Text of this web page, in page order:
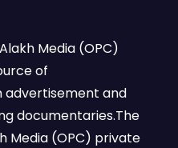
Media (OPC)
of
advertisement and
documentaries.The
Media (OPC) private